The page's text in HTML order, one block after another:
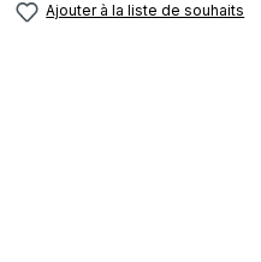
Ajouter à la liste de souhaits